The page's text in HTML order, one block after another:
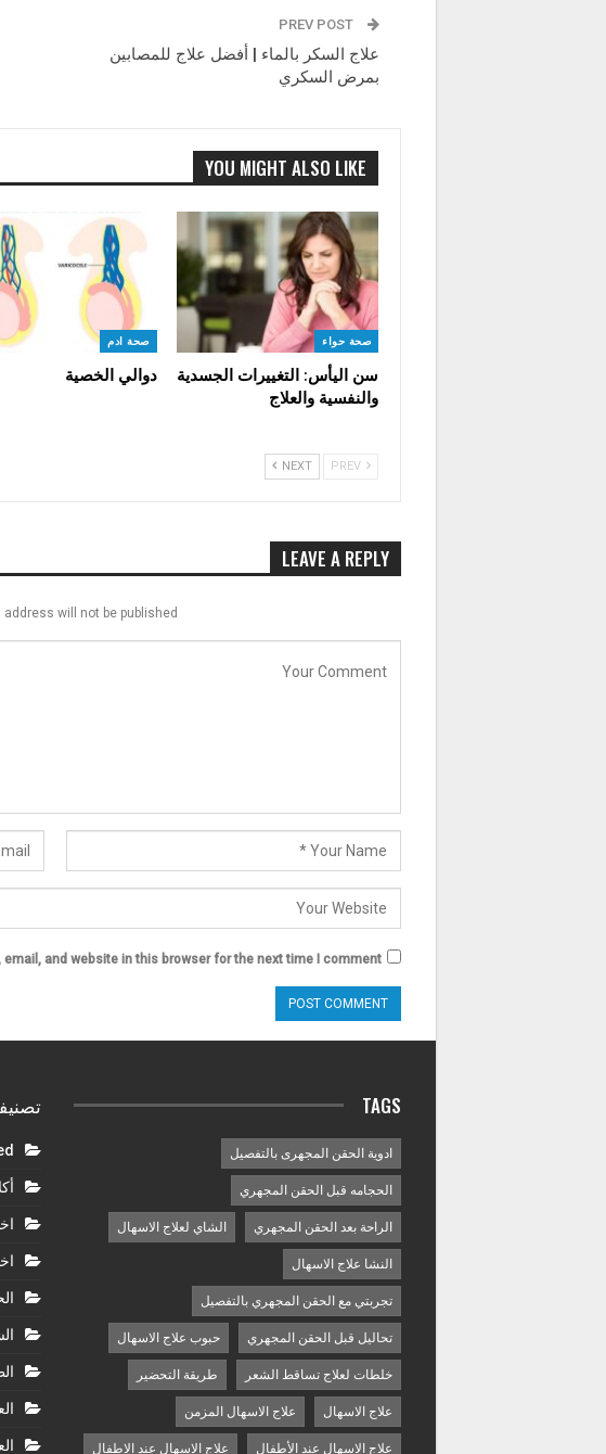
علاج السكر بالماء | أفضل علاج للمصابين
بمرض السكري
YOU MIGHT ALSO LIKE
صحة حواء
سن اليأس: التغييرات الجسدية
والنفسية والعلاج
صحة ادم
دوالي الخصية
NEXT
LEAVE A REPLY
will not be published.
email, and website in this browser for the next time I comment.
TAGS
ادوية الحقن المجهرى بالتفصيل
الحجامه قبل الحقن المجهري
الراحة بعد الحقن المجهري الشاي لعلاج الاسهال
النشا علاج الاسهال
تجربتي مع الحقن المجهري بالتفصيل
تحاليل قبل الحقن المجهري حبوب علاج الاسهال
خلطات لعلاج تساقط الشعر طريقة التحضير
علاج الاسهال علاج الاسهال المزمن
علاج الاسهال عند الأطفال علاج الاسهال عند الاطفال